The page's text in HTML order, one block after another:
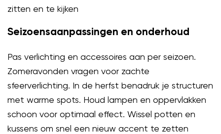
zitten en te kijken
Seizoensaanpassingen en onderhoud
Pas verlichting en accessoires aan per seizoen.
Zomeravonden vragen voor zachte
sfeerverlichting. In de herfst benadruk je structuren
met warme spots. Houd lampen en oppervlakken
schoon voor optimaal effect. Wissel potten en
kussens om snel een nieuw accent te zetten